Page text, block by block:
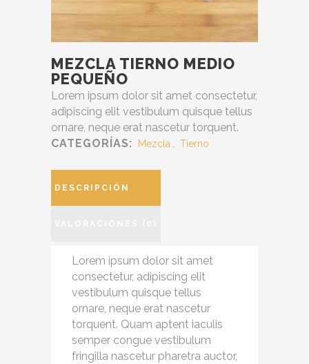
MEZCLA TIERNO MEDIO
PEQUEÑO
Lorem ipsum dolor sit amet consectetur,
adipiscing elit vestibulum quisque tellus
ornare, neque erat nascetur torquent.
CATEGORÍAS:
Mezcla Tierno
DESCRIPCIÓN
Lorem ipsum dolor sit amet
consectetur, adipiscing elit
vestibulum quisque tellus
ornare, neque erat nascetur
torquent. Quam aptent iaculis
semper congue vestibulum
fringilla nascetur pharetra auctor,